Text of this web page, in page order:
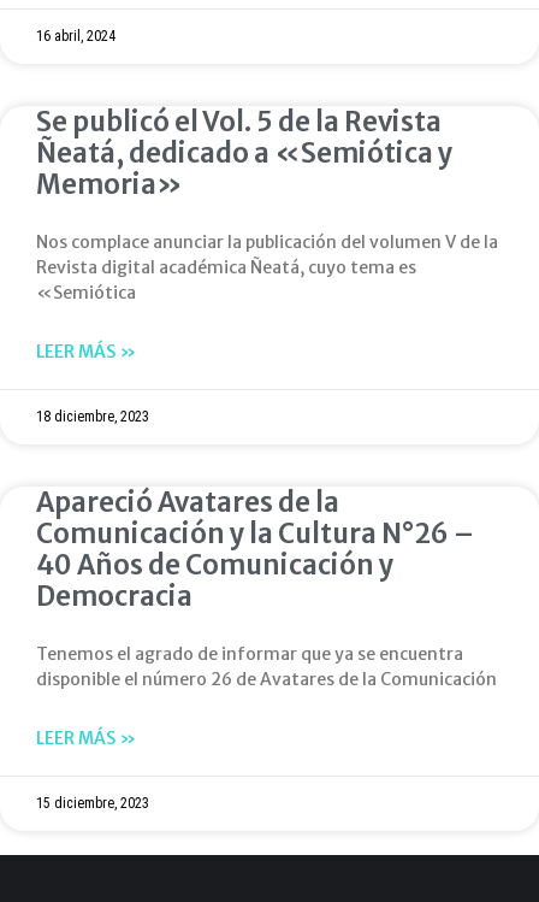
16 abril, 2024
Se publicó el Vol. 5 de la Revista
Ñeatá, dedicado a «Semiótica y
Memoria»
Nos complace anunciar la publicación del volumen V de la
Revista digital académica Ñeatá, cuyo tema es
«Semiótica
LEER MÁS »
18 diciembre, 2023
Apareció Avatares de la
Comunicación y la Cultura N°26 –
40 Años de Comunicación y
Democracia
Tenemos el agrado de informar que ya se encuentra
disponible el número 26 de Avatares de la Comunicación
LEER MÁS »
15 diciembre, 2023